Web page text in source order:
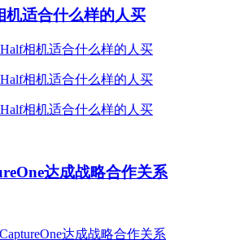
机适合什么样的人买
达成战略合作关系